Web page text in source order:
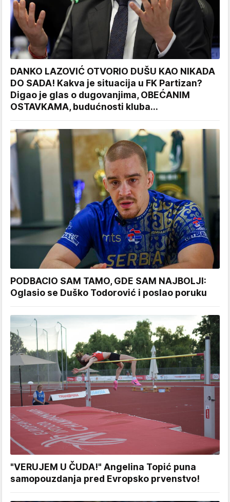
DANKO LAZOVIĆ OTVORIO DUŠU KAO NIKADA
DO SADA! Kakva je situacija u FK Partizan?
Digao je glas o dugovanjima, OBEĆANIM
OSTAVKAMA, budućnosti kluba...
PODBACIO SAM TAMO, GDE SAM NAJBOLJI:
Oglasio se Duško Todorović i poslao poruku
"VERUJEM U ČUDA!" Angelina Topić puna
samopouzdanja pred Evropsko prvenstvo!